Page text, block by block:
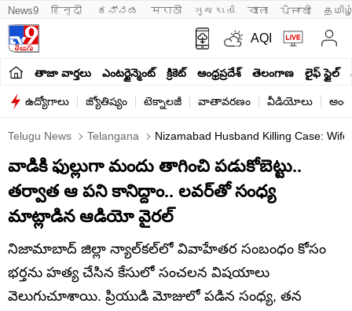
News9 हिन्दी ಕನ್ನಡ मराठी ગુજરાતી বাংলা ਪੰਜਾਬੀ
AQI
తాజా వార్తలు ఎంటర్టైన్మెంట్ క్రికెట్ ఆంధ్రప్రదేశ్ తెలంగాణ లైఫ్ స్టైల్
ఉద్యోగాలు జ్యోతిష్యం టెక్నాలజీ వాతావరణం వీడియోలు
Telugu News Telangana Nizamabad Husband Killing Case:
వాడికి ఫుల్లుగా మందు తాగించి పడుకోబెట్టు..
తర్వాత ఆ పని కానిద్దాం.. లవర్‌తో సంధ్య
మాట్లాడిన ఆడియో వైరల్
నిజామాబాద్ జిల్లా న్యాల్‌కల్‌లో వివాహేతర సంబంధం కోసం
భర్తను హత్య చేసిన కేసులో సంచలన విషయాలు
వెలుగుచూశాయి. ప్రియుడి మోజులో పడిన సంధ్య, తన